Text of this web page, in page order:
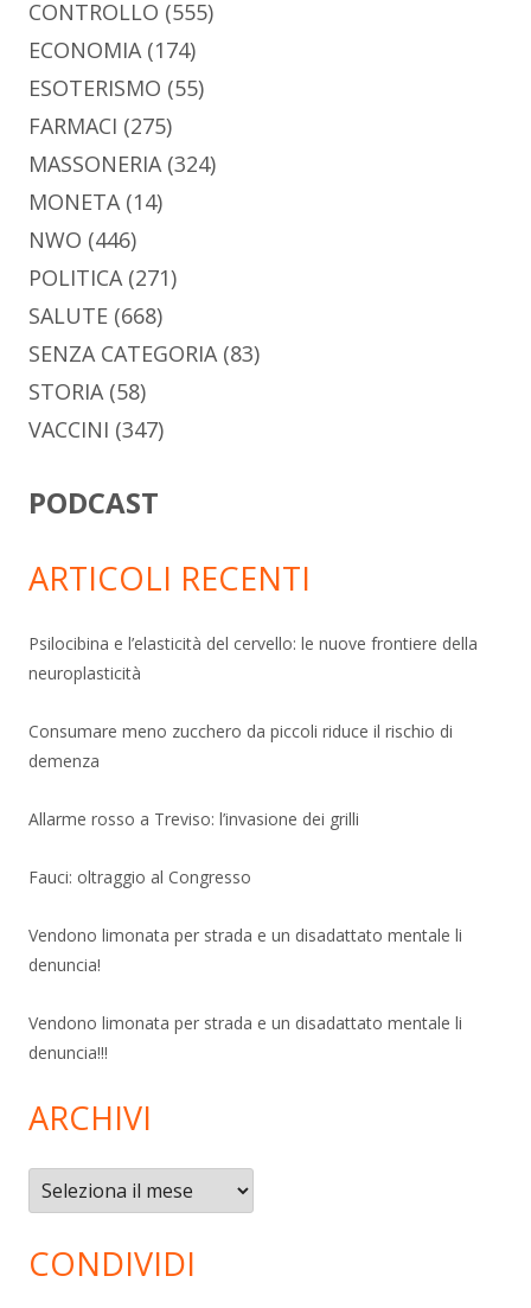
CONTROLLO (555)
ECONOMIA(174)
ESOTERISMO (55)
FARMACI (275)
MASSONERIA(324)
MONETA(14)
NWO (446)
POLITICA(271)
SALUTE (668)
SENZA CATEGORIA(83)
STORIA(58)
VACCINI (347)
PODCAST
ARTICOLI RECENTI
Psilocibina e l’elasticità del cervello: le nuove frontiere della
neuroplasticità
Consumare meno zucchero da piccoli riduce il rischio di
demenza
Allarme rosso a Treviso: l’invasione dei grilli
Fauci: oltraggio al Congresso
Vendono limonata per strada e un disadattato mentale li
denuncia!
Vendono limonata per strada e un disadattato mentale li
denuncia!!!
ARCHIVI
Archivi
CONDIVIDI